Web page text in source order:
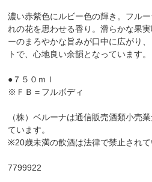
濃い赤紫色にルビー色の輝き。フル
れの花を思わせる香り。滑らかな果
ーのまろやかな旨みが口中に広がり
トで、心地良い余韻となっています。
●７５０ｍｌ
※ＦＢ＝フルボディ
（株）ベルーナは通信販売酒類小売
ています。
※20歳未満の飲酒は法律で禁止されて
7799922